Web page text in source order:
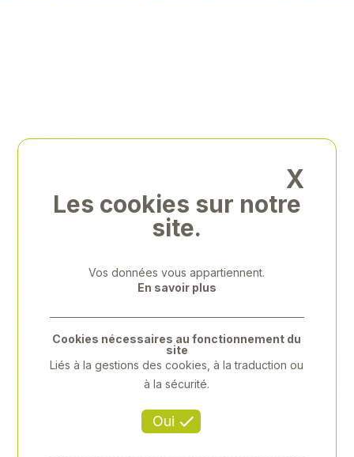
X
Les cookies sur notre
site.
Vos données vous appartiennent.
En savoir plus
Oui
Cookies nécessaires au fonctionnement du
site
Liés à la gestions des cookies, à la traduction ou
à la sécurité.